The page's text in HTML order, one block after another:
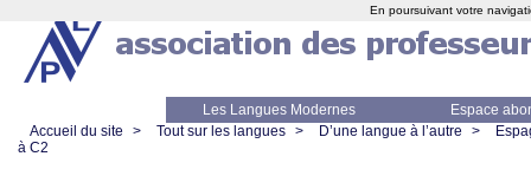
Les Langues Modernes
Espace
Accueil du site
> Tout sur les langues > D’une langue à l’autre >
à C2
En poursuivant votre